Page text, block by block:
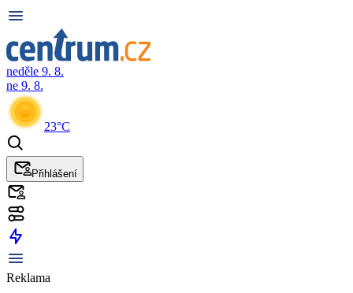
neděle 9. 8.
ne 9. 8.
23°C
Přihlášení
Reklama